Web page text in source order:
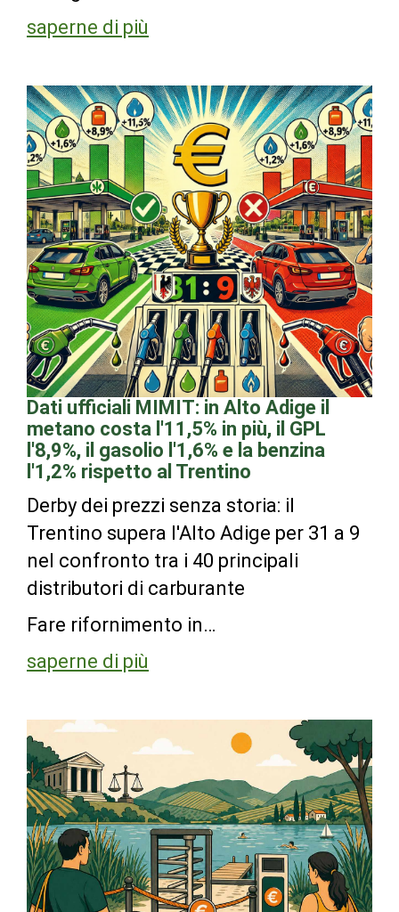
saperne di più
Dati ufficiali MIMIT: in Alto Adige il
metano costa l'11,5% in più, il GPL
l'8,9%, il gasolio l'1,6% e la benzina
l'1,2% rispetto al Trentino
Derby dei prezzi senza storia: il
Trentino supera l'Alto Adige per 31 a 9
nel confronto tra i 40 principali
distributori di carburante
Fare rifornimento in…
saperne di più